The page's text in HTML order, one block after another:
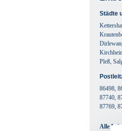
Städte
Pleß,
86498,
87740,
87769,
Alle